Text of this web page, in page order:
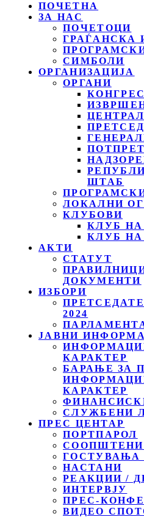
ПОЧЕТНА
ЗА НАС
ПОЧЕТОЦИ
ГРАЃАНСКА
СИМБОЛИ
ОРГАНИЗАЦИЈА
ОРГАНИ
КОНГРЕС
ШТАБ
ЛОКАЛНИ
КЛУБОВИ
КЛУБ
КЛУБ
АКТИ
СТАТУТ
ДОКУМЕНТИ
ИЗБОРИ
2024
ЈАВНИ
КАРАКТЕР
БАРАЊЕ ЗА
КАРАКТЕР
СЛУЖБЕНИ
ПРЕС ЦЕНТАР
ПОРТПАРОЛ
ГОСТУВАЊА
НАСТАНИ
РЕАКЦИИ /
ИНТЕРВЈУ
ПРЕС-
ВИДЕО